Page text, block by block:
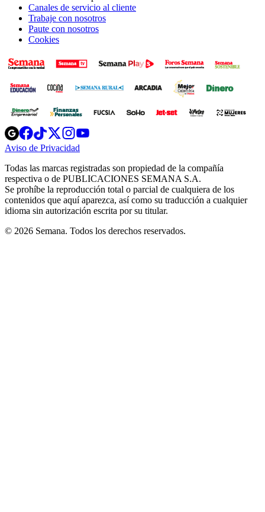
Canales de servicio al cliente
Trabaje con nosotros
Paute con nosotros
Cookies
Opens
in
new
Opens
in
new
Opens
in
new
window
Opens
new
windowwindow
Aviso de Privacidad
new
window
Todas las marcas registradas son propiedad de la compañía
respectiva o de PUBLICACIONES SEMANA S.A.
Se prohíbe la reproducción total o parcial de cualquiera de los
contenidos que aquí aparezca, así como su traducción a cualquier
idioma sin autorización escrita por su titular.
© 2026 Semana. Todos los derechos reservados.